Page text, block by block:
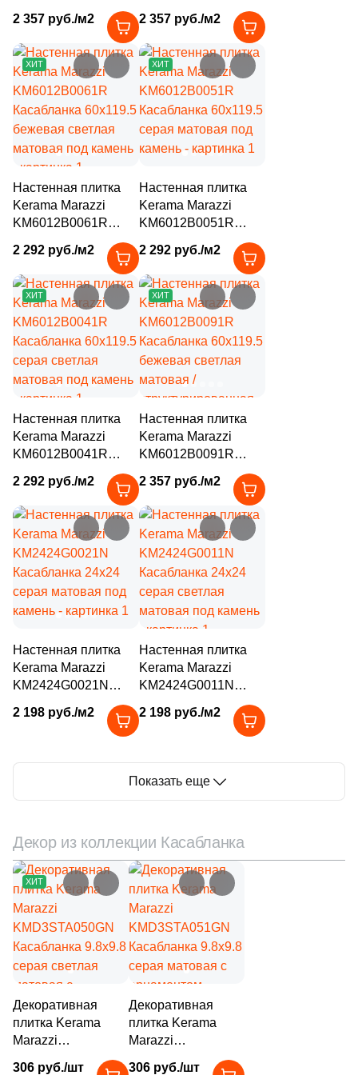
Flaviker ( 78
Floor Gres (25)
Florim (26)
Fondovalle (35)
Fusure Ceramic (15
GIGA-Line ( 44 )
Gala (1)
Gambini (
Gardenia Orchidea (29)
Gayafores ( 151)
Geotiles (142)
Global Tile (
Globus Ceramica (10
Goetan Ceramica (
Golden State ( )
Goldis Tile (103)
Gracia Ceramica ( )
Granoland (29)
Grasaro (75)
Gres De Aragon (
)
Gresse (42)
Harmony (
ITC ceramic (326
ITT Ceramica (
Ibero (80)
Idalgo (Керамика Будущего) (293)
Imola Ceramica ( 1229)
Impronta (
Infinity (12)
Касабланка 60x119.5
серая матовая /
структурированная
под камень
2 357 руб./м2
Касабланка 60x119.5
серая светлая
матовая /
структурированная
под камень
2 357 руб./м2
ХИТ
Настенная плитка
Kerama Marazzi
KM6012B0061R
Касабланка 60x119.5
бежевая светлая
матовая под камень
2 292 руб./м2
ХИТ
Настенная плитка
Kerama Marazzi
KM6012B0051R
Касабланка 60x119.5
серая матовая под
камень
2 292 руб./м2
ХИТ
Настенная плитка
Kerama Marazzi
KM6012B0041R
Касабланка 60x119.5
серая светлая
матовая под камень
2 292 руб./м2
ХИТ
Настенная плитка
Kerama Marazzi
KM6012B0091R
Касабланка 60x119.5
бежевая светлая
матовая /
структурированная
под камень
2 357 руб./м2
Настенная плитка
Kerama Marazzi
KM2424G0021N
Касабланка 24x24
серая матовая под
2 198 руб./м2
Настенная плитка
Kerama Marazzi
KM2424G0011N
Касабланка 24x24
серая светлая
матовая под камень
2 198 руб./м2
Показать еще
Декор из коллекции Касабланка
ХИТ
Декоративная
плитка Kerama
Marazzi
KMD3STA050GN
306 руб./шт
Декоративная
плитка Kerama
Marazzi
KMD3STA051GN
306 руб./шт